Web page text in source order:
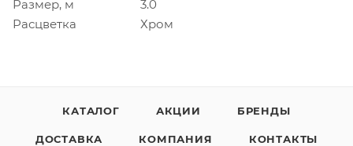
Размер, м
3.0
Расцветка
Хром
КАТАЛОГ АКЦИИ БРЕНДЫ
ДОСТАВКА КОМПАНИЯ КОНТАКТЫ